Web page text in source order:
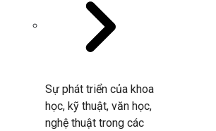
Sự phát triển của khoa
học, kỹ thuật, văn học,
nghệ thuật trong các